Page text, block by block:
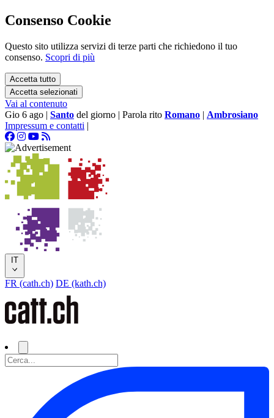
Consenso Cookie
Questo sito utilizza servizi di terze parti che richiedono il tuo
consenso. Scopri di più
Accetta tutto
Accetta selezionati
Vai al contenuto
Gio 6 ago | Santo del giorno | Parola rito Romano | Ambrosiano
Impressum e contatti |
IT
FR (cath.ch) DE (kath.ch)